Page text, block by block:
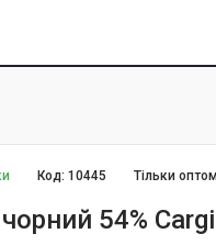
Тільки
Код:10445
54%